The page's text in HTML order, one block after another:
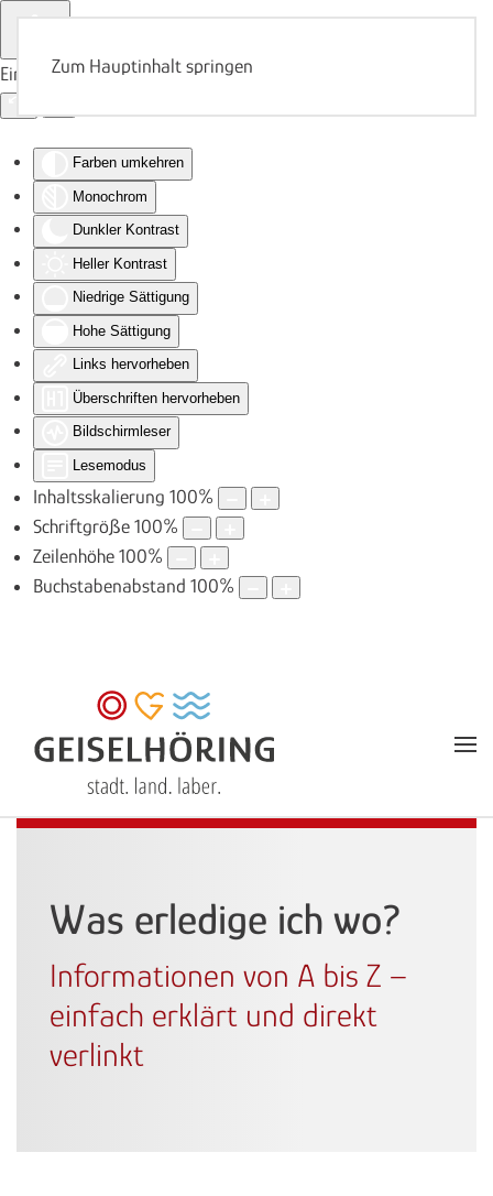
Eingabehilfen öffnen
Farben umkehren
Monochrom
Dunkler Kontrast
Heller Kontrast
Niedrige Sättigung
Hohe Sättigung
Links hervorheben
Überschriften hervorheben
Bildschirmleser
Lesemodus
Inhaltsskalierung 100%
Schriftgröße 100%
Zeilenhöhe 100%
Buchstabenabstand 100%
Zum Hauptinhalt springen
Was erledige ich wo?
Informationen von A bis Z –
einfach erklärt und direkt
verlinkt